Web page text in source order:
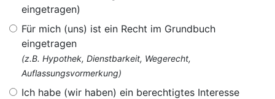
eingetragen)
Für mich (uns) ist ein Recht im Grundbuch
eingetragen
(z.B. Hypothek, Dienstbarkeit, Wegerecht,
Auflassungsvormerkung)
Ich habe (wir haben) ein berechtigtes Interesse